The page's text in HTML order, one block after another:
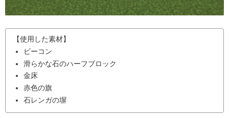
【使用した素材】
ビーコン
滑らかな石のハーフブロック
金床
赤色の旗
石レンガの塀